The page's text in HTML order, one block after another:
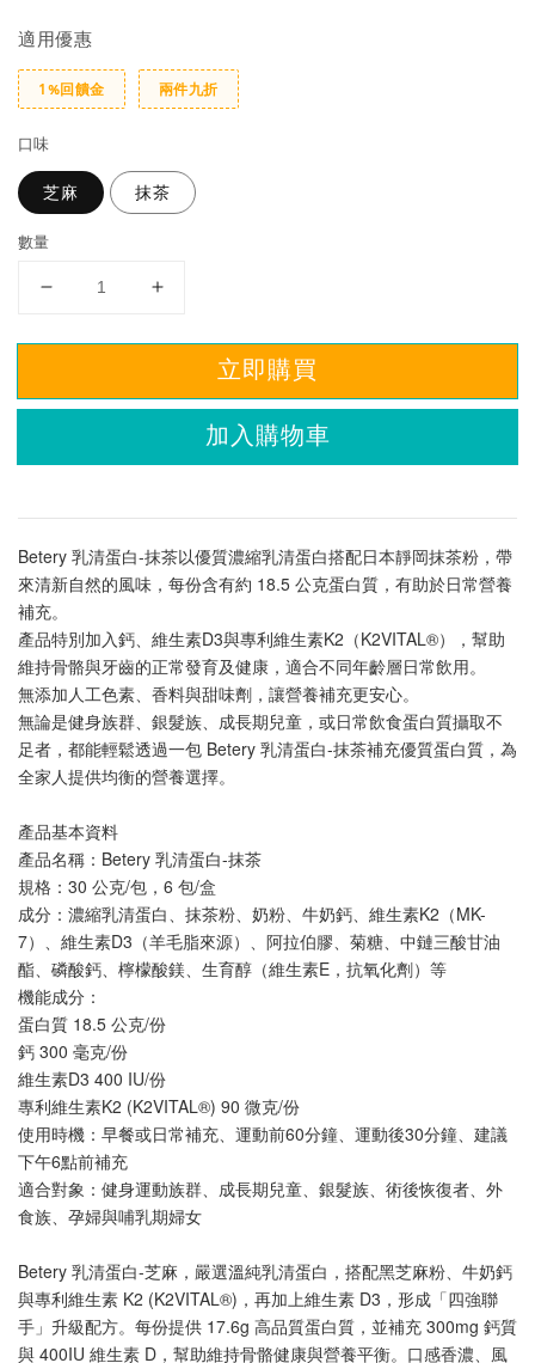
適用優惠
1%回饋金 兩件九折
口味
芝麻 抹茶
數量
立即購買
加入購物車
Betery 乳清蛋白-抹茶以優質濃縮乳清蛋白搭配日本靜岡抹茶粉，帶
來清新自然的風味，每份含有約 18.5 公克蛋白質，有助於日常營養
補充。
產品特別加入鈣、維生素D3與專利維生素K2（K2VITAL®），幫助
維持骨骼與牙齒的正常發育及健康，適合不同年齡層日常飲用。
無添加人工色素、香料與甜味劑，讓營養補充更安心。
無論是健身族群、銀髮族、成長期兒童，或日常飲食蛋白質攝取不
足者，都能輕鬆透過一包 Betery 乳清蛋白-抹茶補充優質蛋白質，為
全家人提供均衡的營養選擇。
產品基本資料
產品名稱：Betery 乳清蛋白-抹茶
規格：30 公克/包，6 包/盒
成分：濃縮乳清蛋白、抹茶粉、奶粉、牛奶鈣、維生素K2（MK-
7）、維生素D3（羊毛脂來源）、阿拉伯膠、菊糖、中鏈三酸甘油
酯、磷酸鈣、檸檬酸鎂、生育醇（維生素E，抗氧化劑）等
機能成分：
蛋白質 18.5 公克/份
鈣 300 毫克/份
維生素D3 400 IU/份
專利維生素K2 (K2VITAL®) 90 微克/份
使用時機：早餐或日常補充、運動前60分鐘、運動後30分鐘、建議
下午6點前補充
適合對象：健身運動族群、成長期兒童、銀髮族、術後恢復者、外
食族、孕婦與哺乳期婦女
Betery 乳清蛋白-芝麻，嚴選溫純乳清蛋白，搭配黑芝麻粉、牛奶鈣
與專利維生素 K2 (K2VITAL®)，再加上維生素 D3，形成「四強聯
手」升級配方。每份提供 17.6g 高品質蛋白質，並補充 300mg 鈣質
與 400IU 維生素 D，幫助維持骨骼健康與營養平衡。口感香濃、風